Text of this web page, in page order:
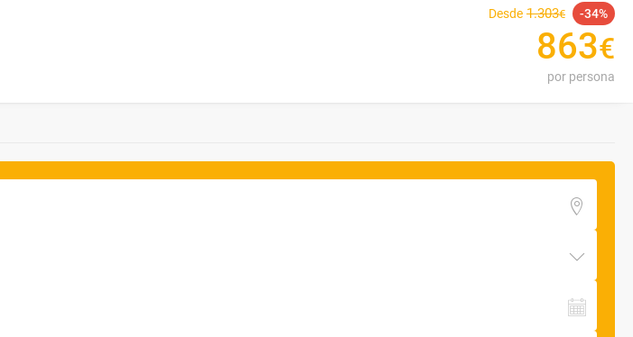
Desde 1.303€ 34
863€
por persona